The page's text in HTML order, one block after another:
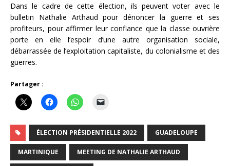
Dans le cadre de cette élection, ils peuvent voter avec le
bulletin Nathalie Arthaud pour dénoncer la guerre et ses
profiteurs, pour affirmer leur confiance que la classe ouvrière
porte en elle l’espoir d’une autre organisation sociale,
débarrassée de l’exploitation capitaliste, du colonialisme et des
guerres.
Partager :
ÉLECTION PRÉSIDENTIELLE 2022 GUADELOUPE
MARTINIQUE MEETING DE NATHALIE ARTHAUD